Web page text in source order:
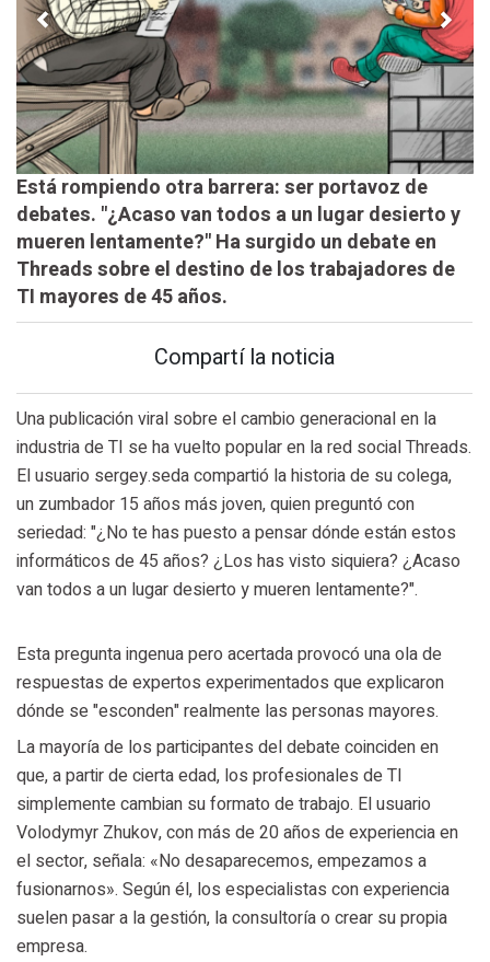
Está rompiendo otra barrera: ser portavoz de
debates. "¿Acaso van todos a un lugar desierto y
mueren lentamente?" Ha surgido un debate en
Threads sobre el destino de los trabajadores de
TI mayores de 45 años.
Compartí la noticia
Una publicación viral sobre el cambio generacional en la
industria de TI se ha vuelto popular en la red social Threads.
El usuario sergey.seda compartió la historia de su colega,
un zumbador 15 años más joven, quien preguntó con
seriedad: "¿No te has puesto a pensar dónde están estos
informáticos de 45 años? ¿Los has visto siquiera? ¿Acaso
van todos a un lugar desierto y mueren lentamente?".
Esta pregunta ingenua pero acertada provocó una ola de
respuestas de expertos experimentados que explicaron
dónde se "esconden" realmente las personas mayores.
La mayoría de los participantes del debate coinciden en
que, a partir de cierta edad, los profesionales de TI
simplemente cambian su formato de trabajo. El usuario
Volodymyr Zhukov, con más de 20 años de experiencia en
el sector, señala: «No desaparecemos, empezamos a
fusionarnos». Según él, los especialistas con experiencia
suelen pasar a la gestión, la consultoría o crear su propia
empresa.